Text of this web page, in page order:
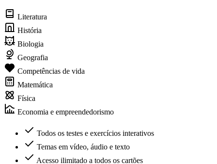
Literatura
História
Biologia
Geografia
Competências de vida
Matemática
Física
Economia e empreendedorismo
Todos os testes e exercícios interativos
Temas em vídeo, áudio e texto
Acesso ilimitado a todos os cartões